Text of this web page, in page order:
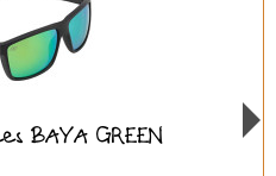
BAYA GREEN